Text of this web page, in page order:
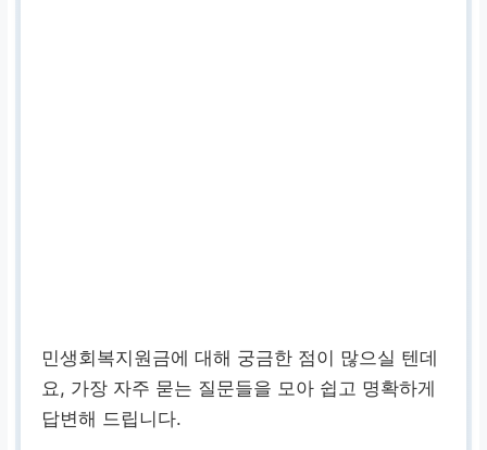
민생회복지원금에 대해 궁금한 점이 많으실 텐데
요, 가장 자주 묻는 질문들을 모아 쉽고 명확하게
답변해 드립니다.